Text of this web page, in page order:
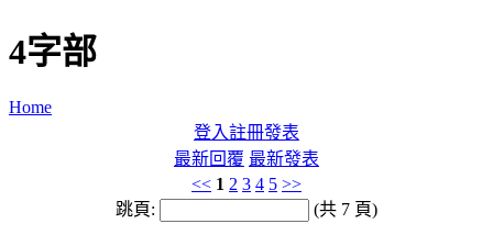
4字部
Home
登入註冊發表
最新回覆 最新發表
<< 1 2 3 4 5 >>
跳頁:
(共 7 頁)